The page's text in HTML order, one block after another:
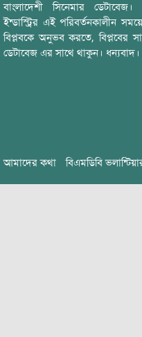
বাংলাদেশী সিনেমার ডেটাবেজ।
ইন্ডাস্ট্রির এই পরিবর্তনকালীন সময়ে
বিপ্লবকে অনুভব করতে, বিপ্লবের
ডেটাবেজ এর সাথে থাকুন। ধন্যবাদ।
আমাদের কথা বিএমডিবি